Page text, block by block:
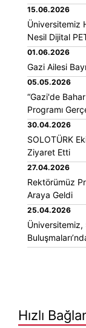
15.06.2026
Üniversitemiz
Nesil Dijital
01.06.2026
Gazi Ailesi
05.05.2026
“Gazi'de
Programı
30.04.2026
SOLOTÜRK
Ziyaret Etti
27.04.2026
Rektörümüz
Araya Geldi
25.04.2026
Üniversitemiz,
Hızlı